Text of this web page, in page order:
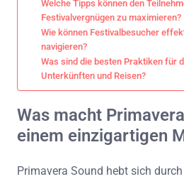
Welche Tipps können den
Festivalvergnügen zu maximieren?
Wie können Festivalbesucher
navigieren?
Was sind die besten Praktiken für
Unterkünften und Reisen?
Was macht
einem einzigartigen
Primavera Sound hebt sich